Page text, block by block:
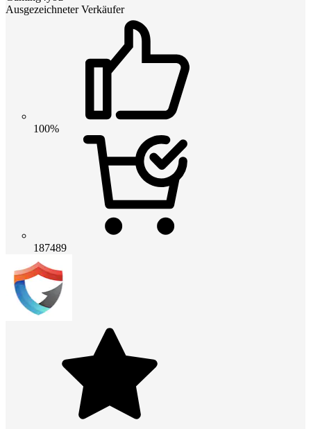
Ausgezeichneter Verkäufer
100%
187489